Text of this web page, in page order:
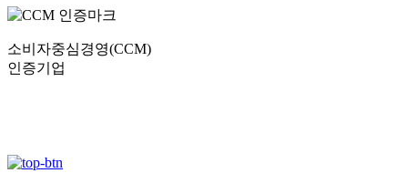
소비자중심경영(CCM)
인증기업